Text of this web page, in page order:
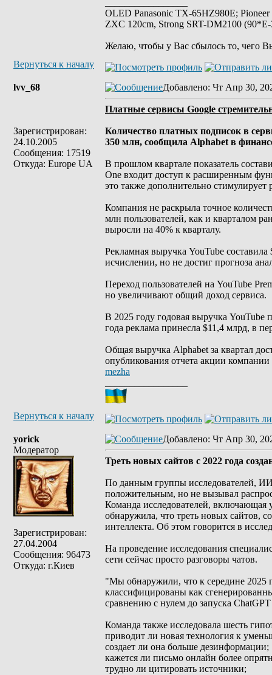
OLED Panasonic TX-65HZ980E;
ZXC 120cm, Strong SRT-DM2100
Желаю, чтобы у Вас сбылось то, чего
Вернуться к началу
lvv_68
Зарегистрирован:
24.10.2005
Сообщения: 17519
Откуда: Europe UA
Добавлено: Чт Апр 30,
Платные сервисы Google
Количество платных подписок в
350 млн, сообщила Alphabet в
В прошлом квартале показатель
One входит доступ к расширенным
это также дополнительно стимулирует
Компания не раскрыла точное
млн пользователей, как и кварталом
выросли на 40% к кварталу.
Рекламная выручка YouTube
исчислении, но не достиг прогноза
Переход пользователей на YouTube
но увеличивают общий доход сервиса.
В 2025 году годовая выручка YouTube
года реклама принесла $11,4 млрд, в
Общая выручка Alphabet за квартал
опубликования отчета акции
mezha
Вернуться к началу
yorick
Модератор
Зарегистрирован:
27.04.2004
Сообщения: 96473
Откуда: г.Киев
Добавлено: Чт Апр 30,
Треть новых сайтов с 2022 года
По данным группы исследователей, ИИ
положительным, но не вызывал
Команда исследователей,
обнаружила, что треть новых сайтов,
интеллекта. Об этом говорится в
На проведение исследования
сети сейчас просто разговоры чатов.
"Мы обнаружили, что к середине 2025
классифицированы как
сравнению с нулем до запуска
Команда также исследовала шесть
приводит ли новая технология к
создает ли она больше дезинформации;
кажется ли письмо онлайн более
трудно ли цитировать источники;